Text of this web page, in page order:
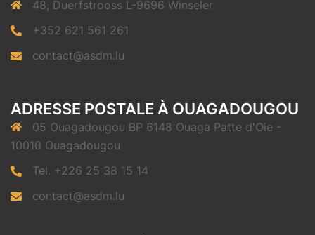
48, Duerfstrooss L-9696 Winseler
+352 621 561 261
contact@asdm.lu
ADRESSE POSTALE À OUAGADOUGOU
05 Ouagadougou BP 6148 Ouaga Patte d'Oie -
10010 Ouagadougou
Tel. +226 25 38 15 14
contact@asdm.lu